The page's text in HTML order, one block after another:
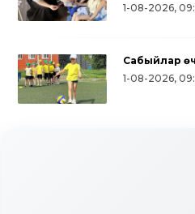
1-08-2026,
Сабыйлар
1-08-2026,
Түбәнкамалылар
билгеләп үттеләр